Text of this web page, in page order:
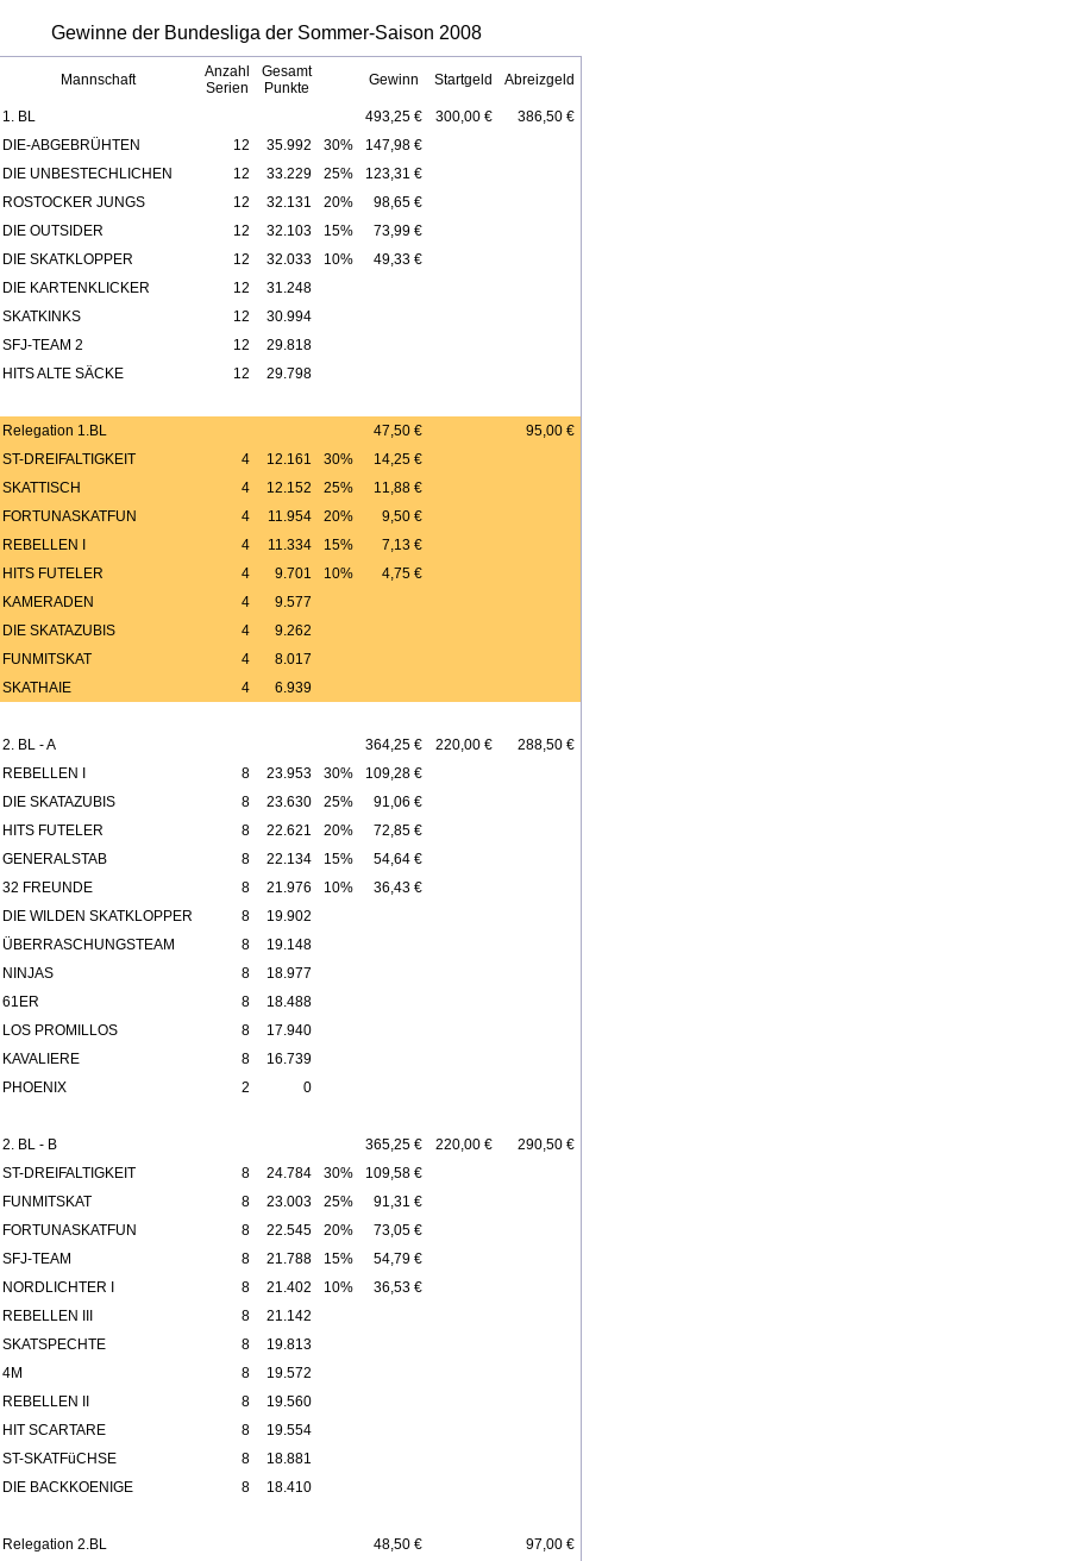
Gewinne der Bundesliga der Sommer-Saison 2008
Mannschaft
Anzahl
Serien
Gesamt
Punkte
Gewinn Startgeld Abreizgeld
1. BL 493,25 € 300,00 €
386,50 €
DIE-ABGEBRÜHTEN 12 35.992 30%
147,98 €
DIE UNBESTECHLICHEN 12 33.229 25%
123,31 €
ROSTOCKER JUNGS 12 32.131 20%
98,65 €
DIE OUTSIDER 12 32.103 15%
73,99 €
DIE SKATKLOPPER 12 32.033 10%
49,33 €
DIE KARTENKLICKER 12
31.248
SKATKINKS 12
30.994
SFJ-TEAM 2 12
29.818
HITS ALTE SÄCKE 12 29.798
Relegation 1.BL 47,50 €
95,00 €
ST-DREIFALTIGKEIT 4 12.161 30%
14,25 €
SKATTISCH 4 12.152 25%
11,88 €
FORTUNASKATFUN 4 11.954 20%
9,50 €
REBELLEN I 4 11.334 15%
7,13 €
HITS FUTELER 4 9.701 10%
4,75 €
KAMERADEN 4
9.577
DIE SKATAZUBIS 4
9.262
FUNMITSKAT 4
8.017
SKATHAIE
4 6.939
2. BL - A 364,25 € 220,00 €
288,50 €
REBELLEN I 8 23.953 30%
109,28 €
DIE SKATAZUBIS 8 23.630 25%
91,06 €
HITS FUTELER 8 22.621 20%
72,85 €
GENERALSTAB 8 22.134 15%
54,64 €
32 FREUNDE 8 21.976 10%
36,43 €
DIE WILDEN SKATKLOPPER 8
19.902
ÜBERRASCHUNGSTEAM 8
19.148
NINJAS 8
18.977
61ER 8
18.488
LOS PROMILLOS 8
17.940
KAVALIERE 8
16.739
PHOENIX
2 0
2. BL - B 365,25 € 220,00 €
290,50 €
ST-DREIFALTIGKEIT 8 24.784 30%
109,58 €
FUNMITSKAT 8 23.003 25%
91,31 €
FORTUNASKATFUN 8 22.545 20%
73,05 €
SFJ-TEAM 8 21.788 15%
54,79 €
NORDLICHTER I 8 21.402 10%
36,53 €
REBELLEN III 8
21.142
SKATSPECHTE 8
19.813
4M 8
19.572
REBELLEN II 8
19.560
HIT SCARTARE 8
19.554
ST-SKATFüCHSE 8
18.881
DIE BACKKOENIGE 8 18.410
Relegation 2.BL 48,50 €
97,00 €